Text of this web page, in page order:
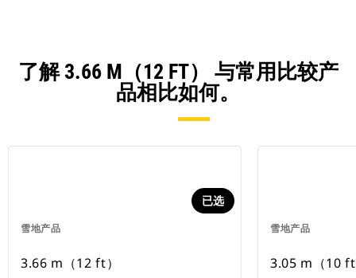
了解 3.66 M（12 FT） 与常用比较产
品相比如何。
雪地产品
已选
3.66 m（12 ft）
雪地产品
3.05 m（10